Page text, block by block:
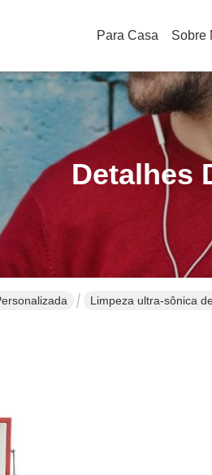
Para Casa Sobre
Detalhes
Limpeza ultra-sônica